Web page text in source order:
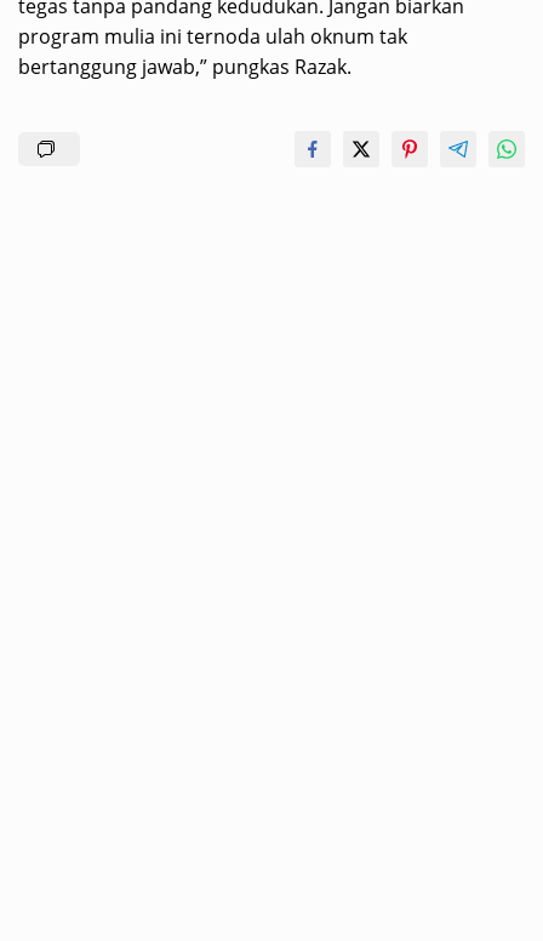
tegas tanpa pandang kedudukan. Jangan biarkan
program mulia ini ternoda ulah oknum tak
bertanggung jawab,” pungkas Razak.